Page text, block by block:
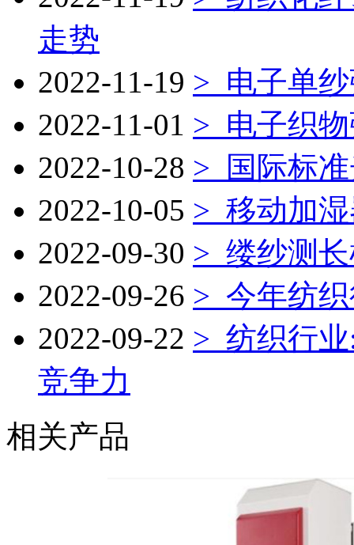
走势
2022-11-19 > 电子单
2022-11-01 > 电子织
2022-10-28 > 国际标
2022-10-05 > 移动加
2022-09-30 > 缕纱测
2022-09-26 > 今年纺
2022-09-22 > 纺织行
竞争力
相关产品